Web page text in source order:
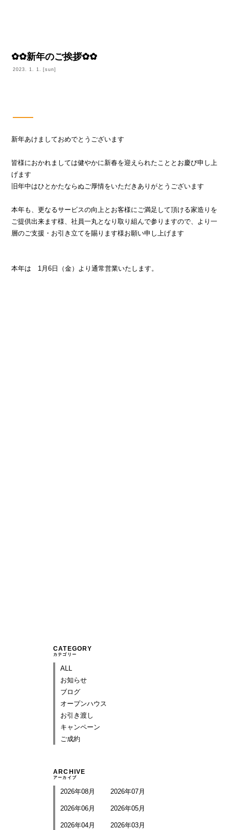
ニュース
会社概要
✿✿新年のご挨拶✿✿
2023. 1. 1. [sun]
新年あけましておめでとうございます
皆様におかれましては健やかに新春を迎えられたこととお慶び申し上
げます
旧年中はひとかたならぬご厚情をいただきありがとうございます
本年も、更なるサービスの向上とお客様にご満足して頂ける家造りを
ご提供出来ます様、社員一丸となり取り組んで参りますので、より一
層のご支援・お引き立てを賜ります様お願い申し上げます
本年は 1月6日（金）より通常営業いたします。
CATEGORY
カテゴリー
ALL
お知らせ
ブログ
オープンハウス
お引き渡し
キャンペーン
ご成約
ARCHIVE
アーカイブ
2026年08月 2026年07月
2026年06月 2026年05月
2026年04月 2026年03月